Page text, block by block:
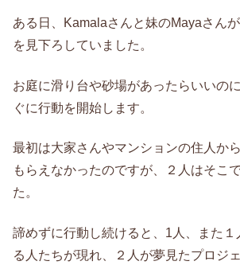
ある日、Kamalaさんと妹のMayaさん
を見下ろしていました。
お庭に滑り台や砂場があったらいいの
ぐに行動を開始します。
最初は大家さんやマンションの住人か
もらえなかったのですが、２人はそこ
た。
諦めずに行動し続けると、1人、また
る人たちが現れ、２人が夢見たプロジ